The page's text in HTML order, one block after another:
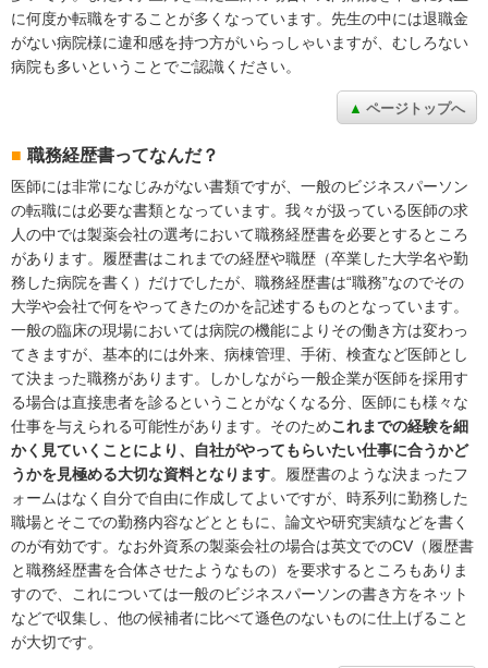
に何度か転職をすることが多くなっています。先生の中には退職金
がない病院様に違和感を持つ方がいらっしゃいますが、むしろない
病院も多いということでご認識ください。
ページトップへ
職務経歴書ってなんだ？
医師には非常になじみがない書類ですが、一般のビジネスパーソン
の転職には必要な書類となっています。我々が扱っている医師の求
人の中では製薬会社の選考において職務経歴書を必要とするところ
があります。履歴書はこれまでの経歴や職歴（卒業した大学名や勤
務した病院を書く）だけでしたが、職務経歴書は“職務”なのでその
大学や会社で何をやってきたのかを記述するものとなっています。
一般の臨床の現場においては病院の機能によりその働き方は変わっ
てきますが、基本的には外来、病棟管理、手術、検査など医師とし
て決まった職務があります。しかしながら一般企業が医師を採用す
る場合は直接患者を診るということがなくなる分、医師にも様々な
仕事を与えられる可能性があります。そのためこれまでの経験を細
かく見ていくことにより、自社がやってもらいたい仕事に合うかど
うかを見極める大切な資料となります。履歴書のような決まったフ
ォームはなく自分で自由に作成してよいですが、時系列に勤務した
職場とそこでの勤務内容などとともに、論文や研究実績などを書く
のが有効です。なお外資系の製薬会社の場合は英文でのCV（履歴書
と職務経歴書を合体させたようなもの）を要求するところもありま
すので、これについては一般のビジネスパーソンの書き方をネット
などで収集し、他の候補者に比べて遜色のないものに仕上げること
が大切です。